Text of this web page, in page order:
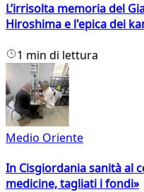
L’irrisolta memoria del
Hiroshima e l'epica dei
1 min di lettura
Medio Oriente
In Cisgiordania sanità al
medicine, tagliati i fondi»